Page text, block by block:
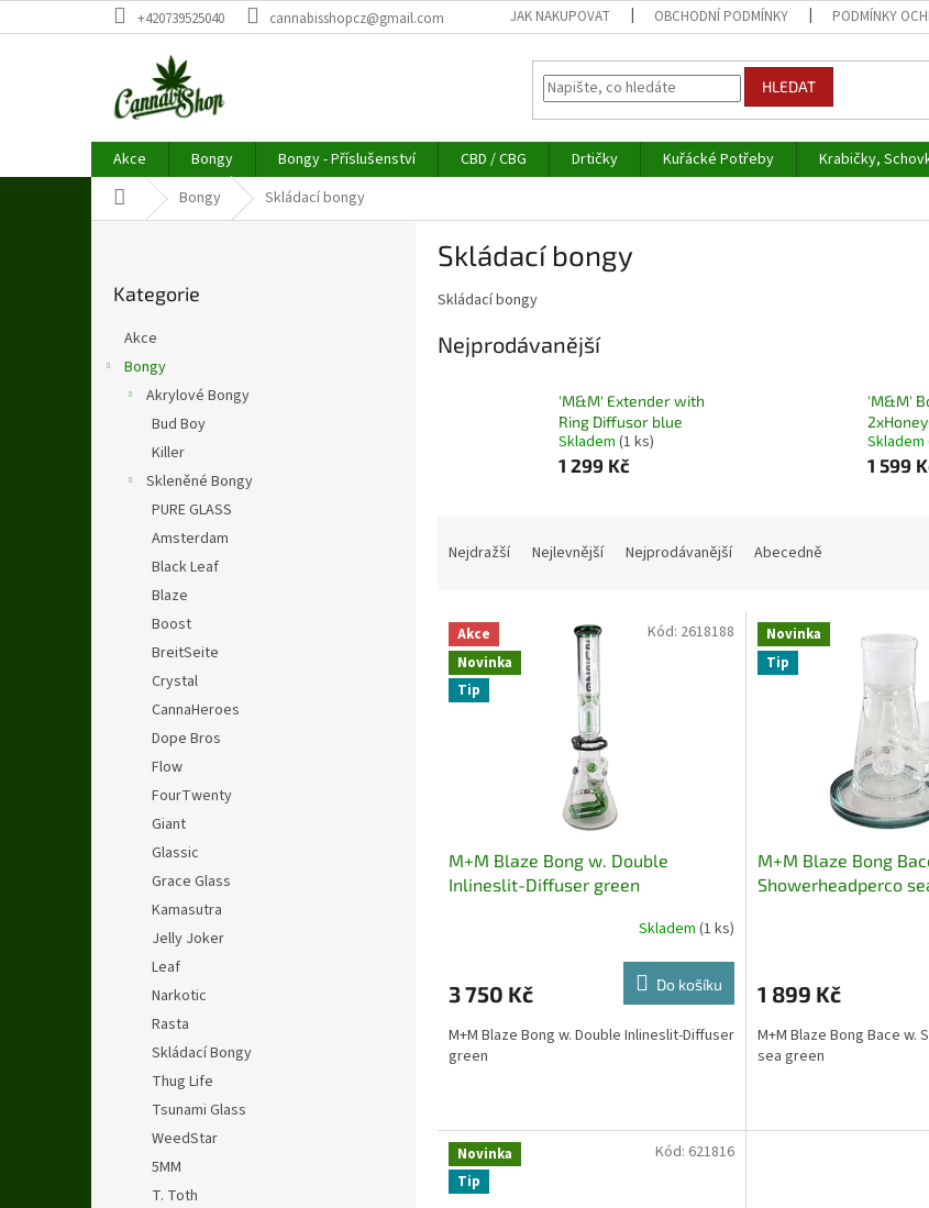
na
+420739525040 cannabisshopcz@gmail.com JAK NAKUPOVAT OBCHODNÍ PODMÍNKY PODMÍNKY
HLEDAT
Akce Bongy Bongy - Příslušenství CBD / CBG Drtičky Kuřácké Potřeby Krabičky,
Domů Bongy Skládací bongy
kategorie
Kategorie
Akce
Bongy
Akrylové Bongy
Bud Boy
Killer
Skleněné Bongy
PURE GLASS
Amsterdam
Black Leaf
Blaze
Boost
BreitSeite
Crystal
CannaHeroes
Dope Bros
Flow
FourTwenty
Giant
Glassic
Grace Glass
Kamasutra
Jelly Joker
Leaf
Narkotic
Rasta
Skládací Bongy
Thug Life
Tsunami Glass
WeedStar
5MM
T. Toth
Skládací bongy
Skládací bongy
Nejprodávanější
'M&M' Extender with
Ring Diffusor blue
Skladem (1 ks)
1 299 Kč
'M&M'
Skladem
1 599
n
p
Nejdražší Nejlevnější Nejprodávanější Abecedně
V
p
Akce
Novinka
Tip
M+M Blaze Bong w. Double
Inlineslit-Diffuser green
Skladem (1 ks)
3 750 Kč Do košíku
M+M Blaze Bong w. Double Inlineslit-Diffuser
green
Kód: 2618188
Novinka
Tip
M+M Blaze Bong
Showerheadperco
1 899 Kč
M+M Blaze Bong Bace w.
sea green
Novinka
Tip
Kód: 621816